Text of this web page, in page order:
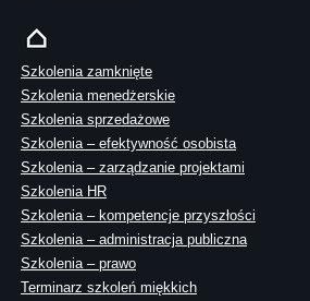
Szkolenia zamknięte
Szkolenia menedżerskie
Szkolenia sprzedażowe
Szkolenia – efektywność osobista
Szkolenia – zarządzanie projektami
Szkolenia HR
Szkolenia – kompetencje przyszłości
Szkolenia – administracja publiczna
Szkolenia – prawo
Terminarz szkoleń miękkich